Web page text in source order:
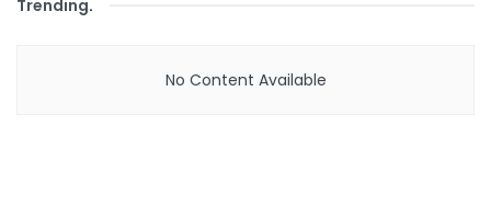
Trending.
No Content Available